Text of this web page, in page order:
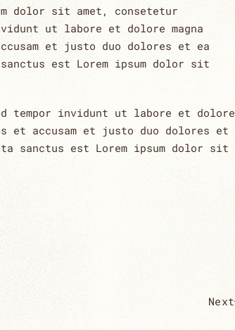
dolor sit amet, consetetur
ut labore et dolore magna
et justo duo dolores et ea
est Lorem ipsum dolor sit
tempor invidunt ut labore et dolore
et accusam et justo duo dolores et
sanctus est Lorem ipsum dolor sit
Next